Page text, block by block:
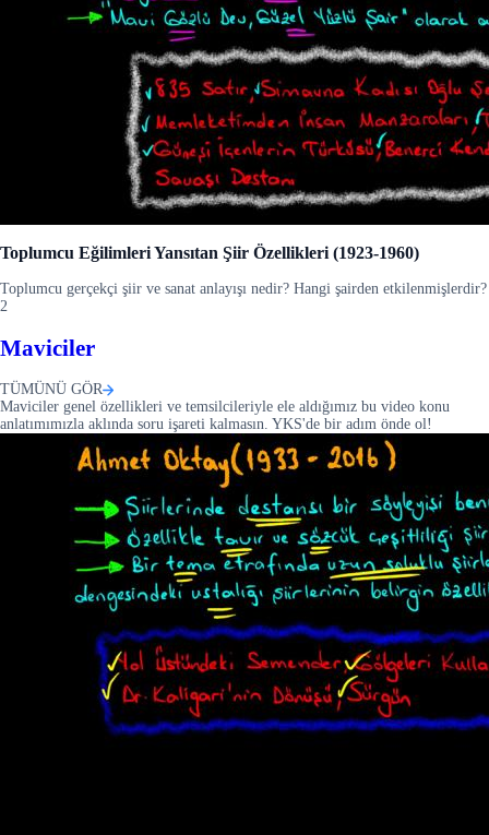
Toplumcu Eğilimleri Yansıtan Şiir Özellikleri (1923-1960)
Toplumcu gerçekçi şiir ve sanat anlayışı nedir? Hangi şairden etkilenmişlerdir?
2
Maviciler
TÜMÜNÜ GÖR
Maviciler genel özellikleri ve temsilcileriyle ele aldığımız bu video konu
anlatımımızla aklında soru işareti kalmasın. YKS'de bir adım önde ol!